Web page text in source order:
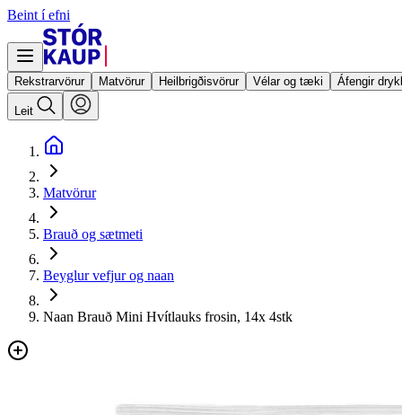
Beint í efni
Rekstrarvörur Matvörur Heilbrigðisvörur Vélar og tæki Áfengir
Leit
Matvörur
Brauð og sætmeti
Beyglur vefjur og naan
Naan Brauð Mini Hvítlauks frosin, 14x 4stk